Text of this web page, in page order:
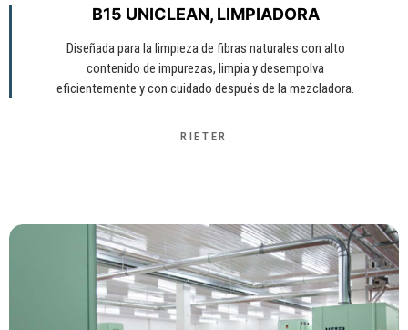
B15 UNICLEAN, LIMPIADORA
Diseñada para la limpieza de fibras naturales con alto
contenido de impurezas, limpia y desempolva
eficientemente y con cuidado después de la mezcladora.
RIETER